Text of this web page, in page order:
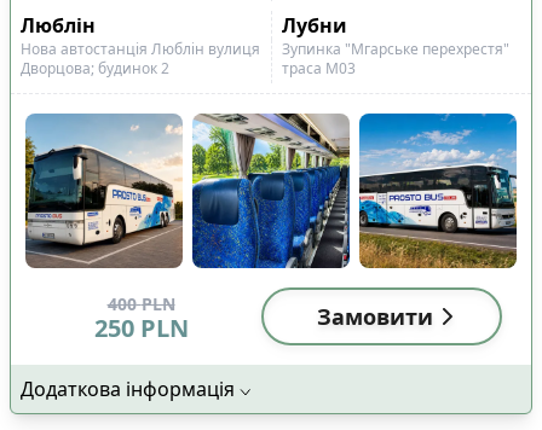
Люблін Лубни
Нова автостанція Люблін вулиця
Дворцова; будинок 2
Зупинка "Мгарське перехрестя"
траса М03
400 PLN
250 PLN Замовити
Додаткова інформація